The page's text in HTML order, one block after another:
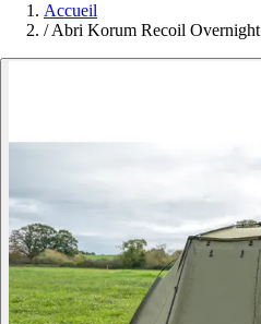
Accueil
/ Abri Korum Recoil Overnight